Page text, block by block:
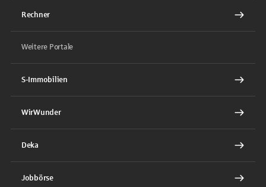
Rechner
Weitere Portale
S-Immobilien
WirWunder
Deka
Jobbörse